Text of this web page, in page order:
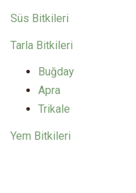
Süs Bitkileri
Tarla Bitkileri
Buğday
Apra
Trikale
Yem Bitkileri